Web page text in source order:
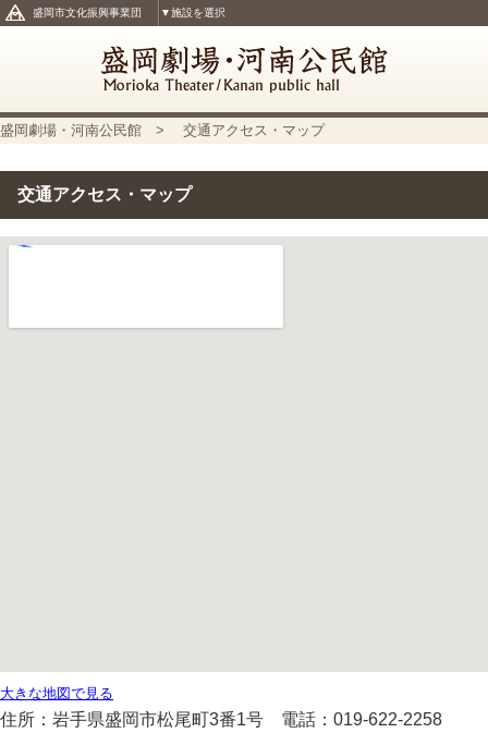
盛岡市文化振興事業団 ▼施設を選択
盛岡劇場・河南公民館 > 交通アクセス・マップ
交通アクセス・マップ
大きな地図で見る
住所：岩手県盛岡市松尾町3番1号 電話：019-622-2258